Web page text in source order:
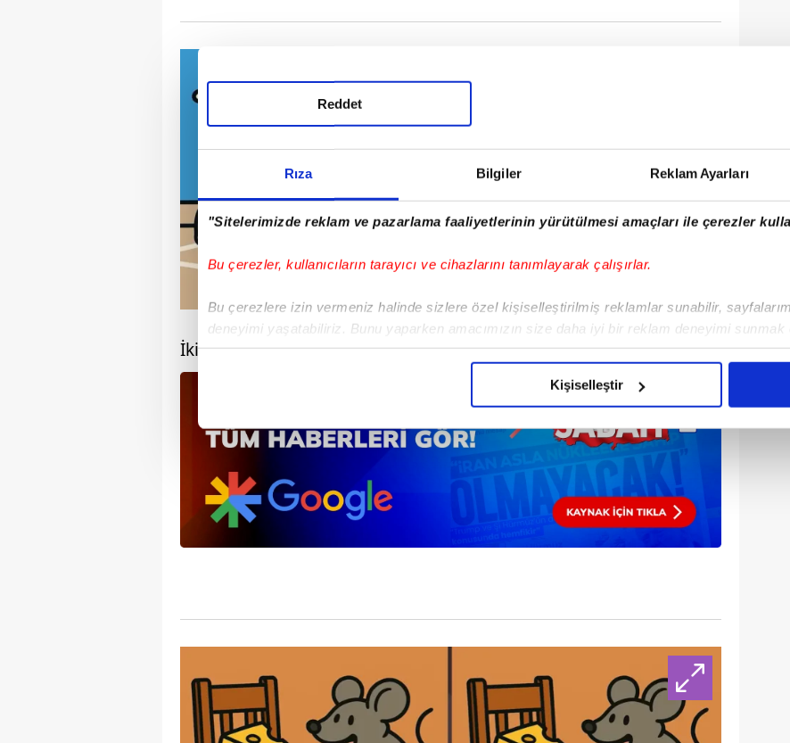
Rıza Bilgiler Reklam Ayarları
"Sitelerimizde reklam ve pazarlama faaliyetlerinin yürütülmesi amaçları ile çerezler
Bu çerezler, kullanıcıların tarayıcı ve cihazlarını tanımlayarak çalışırlar.
Bu çerezlere izin vermeniz halinde sizlere özel kişiselleştirilmiş reklamlar sunabilir,
deneyimi yaşatabiliriz. Bunu yaparken amacımızın size daha iyi bir reklam deneyimi
içerikleri sunabilmek adına elimizden gelen çabayı gösterdiğimizi ve bu noktada, reklamların
Sizlere daha iyi bir hizmet sunabilmek için İnternet Sitemizde kendimize ve üçüncü kişilere ait
çerezler vasıtasıyla çeşitli kişisel verileriniz işlenmekte olup gerekli olan çerezler bilgi
amacıyla kullanılmaktadır. Diğer çerezler, sitemizin daha işlevsel kılınması ve
reklam/pazarlama faaliyetlerinin yapılması, amaçlarıyla sınırlı olarak açık rızanız dahilinde
mevzuata uygun olarak kullanılan çerezlerle ilgili bilgi almak için lütfentıklayınız.
Reddet
Kişiselleştir
İki araba arasındaki 3 farkı bulun!